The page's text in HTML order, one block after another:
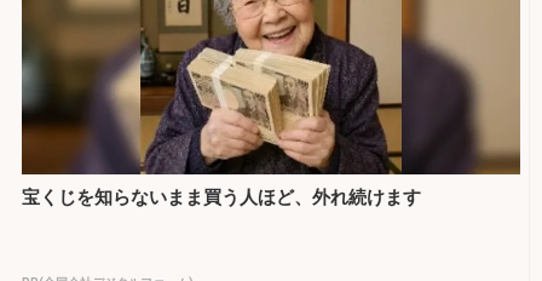
宝くじを知らないまま買う人ほど、外れ続けます